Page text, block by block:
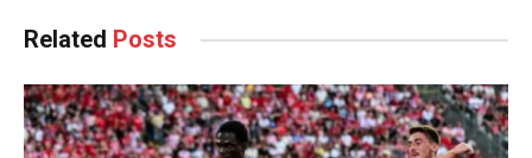
Related Posts